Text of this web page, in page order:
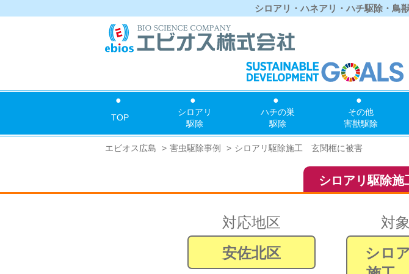
シロアリ・ハネアリ・ハチ駆除・鳥
TOP
シロアリ
駆除
ハチの巣
駆除
その他
害獣駆除
エビオス広島 害虫駆除事例 シロアリ駆除施工 玄関框に被害
シロアリ駆除
対応地区
安佐北区
対
シロ